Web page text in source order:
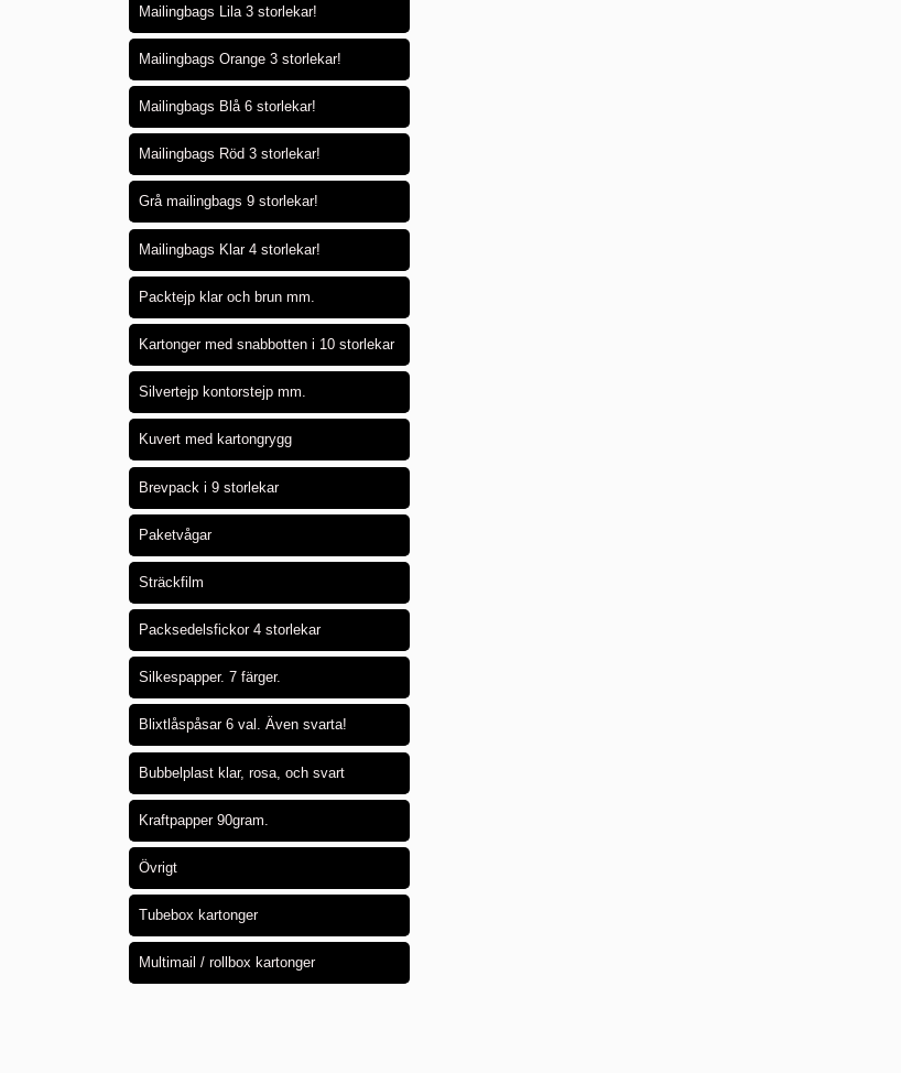
Mailingbags Lila 3 storlekar!
Mailingbags Orange 3 storlekar!
Mailingbags Blå 6 storlekar!
Mailingbags Röd 3 storlekar!
Grå mailingbags 9 storlekar!
Mailingbags Klar 4 storlekar!
Packtejp klar och brun mm.
Kartonger med snabbotten i 10 storlekar
Silvertejp kontorstejp mm.
Kuvert med kartongrygg
Brevpack i 9 storlekar
Paketvågar
Sträckfilm
Packsedelsfickor 4 storlekar
Silkespapper. 7 färger.
Blixtlåspåsar 6 val. Även svarta!
Bubbelplast klar, rosa, och svart
Kraftpapper 90gram.
Övrigt
Tubebox kartonger
Multimail / rollbox kartonger